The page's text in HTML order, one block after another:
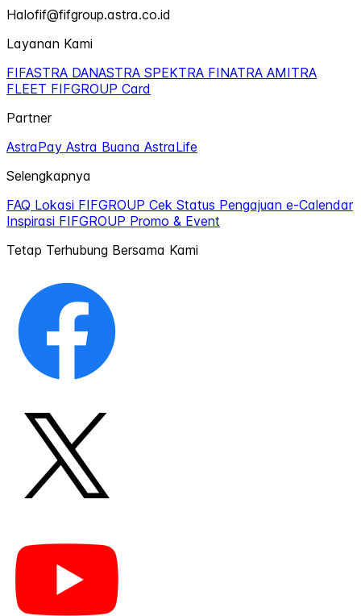
Halofif@fifgroup.astra.co.id
Layanan Kami
FIFASTRA DANASTRA SPEKTRA FINATRA AMITRA
FLEET FIFGROUP Card
Partner
AstraPay Astra Buana AstraLife
Selengkapnya
FAQ Lokasi FIFGROUP Cek Status Pengajuan e-Calendar
Inspirasi FIFGROUP Promo & Event
Tetap Terhubung Bersama Kami